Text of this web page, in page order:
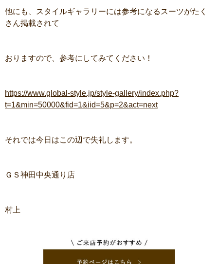
他にも、スタイルギャラリーには参考になるスーツがたく
さん掲載されて
おりますので、参考にしてみてください！
https://www.global-style.jp/style-gallery/index.php?
t=1&min=50000&fid=1&iid=5&p=2&act=next
それでは今日はこの辺で失礼します。
ＧＳ神田中央通り店
村上